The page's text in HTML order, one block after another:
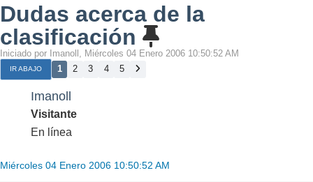
Dudas acerca de la
clasificación
Iniciado por Imanoll, Miércoles 04 Enero 2006 10:50:52 AM
IR ABAJO 1 2 3 4 5
Imanoll
Visitante
En línea
Miércoles 04 Enero 2006 10:50:52 AM